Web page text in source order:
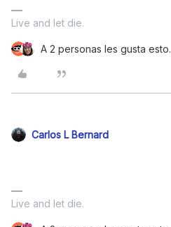
Live and let die.
A 2 personas les gusta esto.
Carlos L Bernard
Live and let die.